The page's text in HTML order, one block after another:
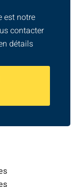
est notre
contacter
détails